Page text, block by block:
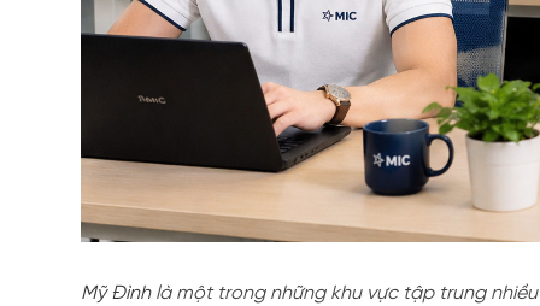
Mỹ Đìnhlà một trong những khu vực tập trung nhiều